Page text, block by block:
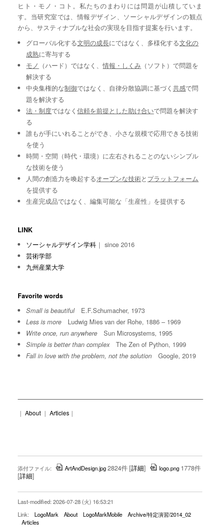
ヒト・モノ・コト。私たちのまわりには問題が山積していま
す。当研究室では、情報デザイン、ソーシャルデザインの観点
から、サスティナブルな社会の実現を目指す提案を行います。
グローバル化する文明の成長にではなく、多様化する文化の
成熟に寄与する
モノ （ハード）ではなく、情報・しくみ （ソフト）で問題を
解決する
中央集権的な制御ではなく、自律分散協調に基づく共感で問
題を解決する
法・制度ではなく信頼を前提とした助け合いで問題を解決す
る
誰もが手にいれることができ、小さな規模で応用できる技術
を使う
時間・空間（時代・環境）に左右されることのないシンプル
な技術を使う
人間の創造力を喚起するオープンな技術と プラットフォーム
を提供する
生産完成品ではなく、編集可能な「生産性」を提供する
LINK
ソーシャルデザイン学科 ｜ since 2016
芸術学部
九州産業大学
Favorite words
Small is beautifulE.F.Schumacher, 1973
Less is more Ludwig Mies van der Rohe, 1886 – 1969
Write once, run anywhere Sun Microsystems, 1995
Simple is better than complexThe Zen of Python, 1999
Fall in love with the problem, not the solution Google, 2019
｜ About｜ Articles｜
添付ファイル: ArtAndDesign.jpg2824件[詳細] logo.png 1778件
[詳細]
Last-modified: 2026-07-28 (火) 16:53:21
Link:
LogoMark About LogoMarkMobile
Archive/特定演習/2014_02
Articles